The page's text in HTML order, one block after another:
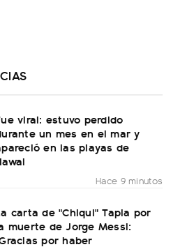
viral: estuvo perdido
un mes en el mar y
en las playas de
Hace 9 minutos
carta de "Chiqui" Tapia por
muerte de Jorge Messi:
por haber